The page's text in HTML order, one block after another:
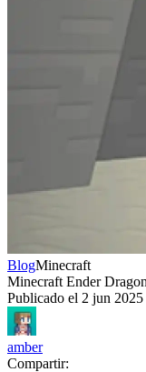
BlogMinecraft
Minecraft Ender
Publicado el 2 jun 2025
amber
Compartir: